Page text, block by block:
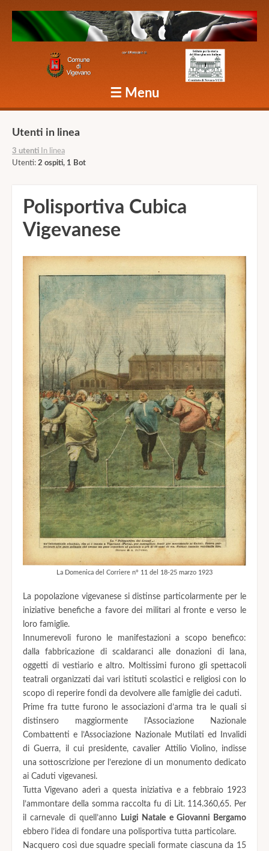
Caduti Vigevano Grande Guerra
☰ Menu
Utenti in linea
3 utenti In linea
Utenti: 2 ospiti, 1 Bot
Polisportiva Cubica
Vigevanese
La Domenica del Corriere n° 11 del 18-25 marzo 1923
La popolazione vigevanese si distinse particolarmente per le
iniziative benefiche a favore dei militari al fronte e verso le
loro famiglie.
Innumerevoli furono le manifestazioni a scopo benefico:
dalla fabbricazione di scaldaranci alle donazioni di lana,
oggetti di vestiario e altro. Moltissimi furono gli spettacoli
teatrali organizzati dai vari istituti scolastici e religiosi con lo
scopo di reperire fondi da devolvere alle famiglie dei caduti.
Prime fra tutte furono le associazioni d’arma tra le quali si
distinsero maggiormente l’Associazione Nazionale
Combattenti e l’Associazione Nazionale Mutilati ed Invalidi
di Guerra, il cui presidente, cavalier Attilio Violino, indisse
una sottoscrizione per l’erezione di un monumento dedicato
ai Caduti vigevanesi.
Tutta Vigevano aderì a questa iniziativa e a febbraio 1923
l’ammontare della somma raccolta fu di Lit. 114.360,65. Per
il carnevale di quell’anno Luigi Natale e Giovanni Bergamo
ebbero l’idea di fondare una polisportiva tutta particolare.
Nacquero così due squadre speciali formate ciascuna da 15